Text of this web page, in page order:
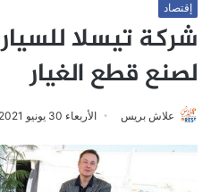
إقتصاد
شركة تيسلا
لصنع قطع الغيار
علاش بريس الأربعاء 30 يونيو 2021